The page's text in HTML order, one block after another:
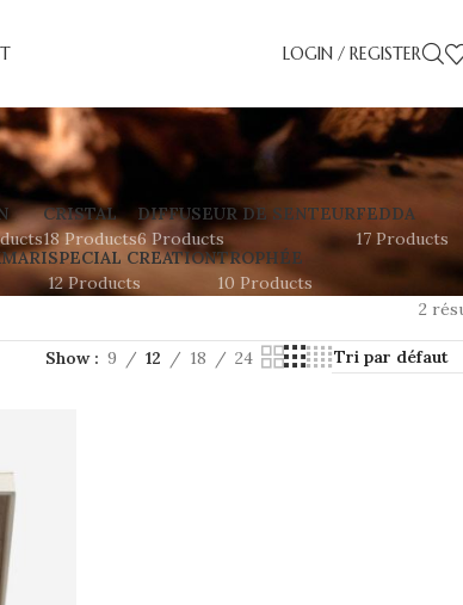
LOGIN / REGISTER
CRISTAL
18 Products
DIFFUSEUR DE SENTEUR
6 Products
FEDDA
17 Products
SPECIAL CREATION
12 Products
TROPHÉE
10 Products
2
Show 9 12 18 24